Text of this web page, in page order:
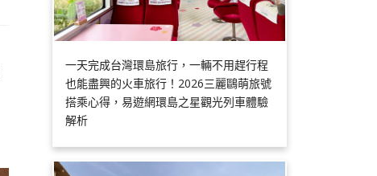
一天完成台灣環島旅行，一輛不用趕行程
也能盡興的火車旅行！2026三麗鷗萌旅號
搭乘心得，易遊網環島之星觀光列車體驗
解析